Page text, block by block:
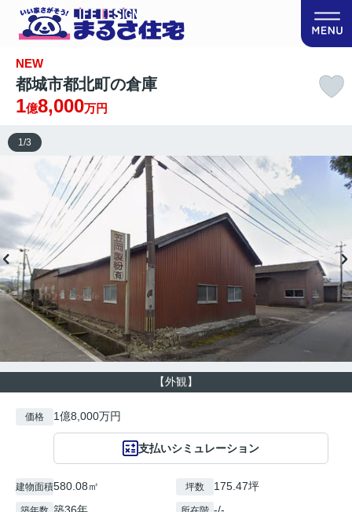
NEW
都城市都北町の倉庫
1億8,000万円
【外観】
1/3
価格 1億8,000万円
支払いシミュレーション
建物面積580.08㎡ 坪数 175.47坪